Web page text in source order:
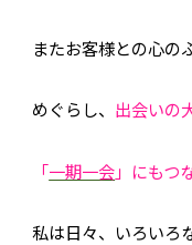
またお客様との心の
めぐらし、 出会いの
「一期一会」にもつ
私は日々、いろいろ